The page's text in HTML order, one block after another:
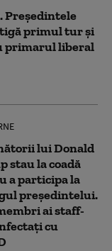
Preşedintele
primul tur şi
primarul liberal
lui Donald
stau la coadă
a participa la
președintelui.
ai staff-
cu